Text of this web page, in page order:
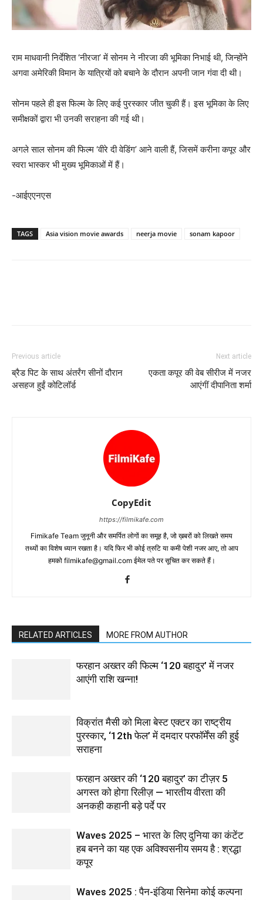
राम माधवानी निर्देशित ‘नीरजा’ में सोनम ने नीरजा की भूमिका निभाई थी, जिन्होंने
अगवा अमेरिकी विमान के यात्रियों को बचाने के दौरान अपनी जान गंवा दी थी।
सोनम पहले ही इस फिल्म के लिए कई पुरस्कार जीत चुकी हैं। इस भूमिका के लिए
समीक्षकों द्वारा भी उनकी सराहना की गई थी।
अगले साल सोनम की फिल्म ‘वीरे दी वेडिंग’ आने वाली हैं, जिसमें करीना कपूर और
स्वरा भास्कर भी मुख्य भूमिकाओं में हैं।
-आईएएनएस
TAGS Asia vision movie awards neerja movie sonam kapoor
Previous article
ब्रैड पिट के साथ अंतर्रंग सीनों दौरान
असहज हुईं कोटिलॉर्ड
Next article
एकता कपूर की वेब सीरीज में नजर
आएंगीं दीपानिता शर्मा
CopyEdit
https://filmikafe.com
Fimikafe Team जुनूनी और समर्पित लोगों का समूह है, जो ख़बरों को लिखते समय
तथ्‍यों का विशेष ध्‍यान रखता है। यदि फिर भी कोई त्रुटि या कमी पेशी नजर आए, तो आप
हमको filmikafe@gmail.com ईमेल पते पर सूचित कर सकते हैं।
RELATED ARTICLES MORE FROM AUTHOR
फरहान अख्तर की फिल्म ‘120 बहादुर’ में नजर
आएंगी राशि खन्ना!
विक्रांत मैसी को मिला बेस्ट एक्टर का राष्ट्रीय
पुरस्कार, ‘12th फेल’ में दमदार परफॉर्मेंस की हुई
सराहना
फरहान अख्तर की ‘120 बहादुर’ का टीज़र 5
अगस्त को होगा रिलीज़ — भारतीय वीरता की
अनकही कहानी बड़े पर्दे पर
Waves 2025 – भारत के लिए दुनिया का कंटेंट
हब बनने का यह एक अविश्वसनीय समय है : श्रद्धा
कपूर
Waves 2025 : पैन-इंडिया सिनेमा कोई कल्पना